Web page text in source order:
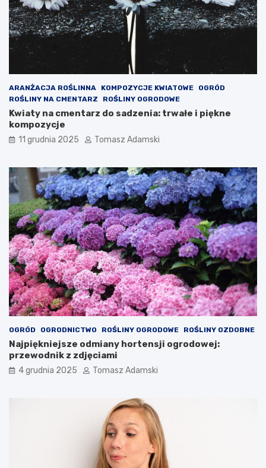
ARANŻACJA ROŚLINNA KOMPOZYCJE KWIATOWE
OGRÓD
ROŚLINY NA CMENTARZ
ROŚLINY OGRODOWE
Kwiaty na cmentarz do sadzenia: trwałe i piękne
kompozycje
11 grudnia 2025 Tomasz Adamski
OGRÓD OGRODNICTWO ROŚLINY OGRODOWE ROŚLINY OZDOBNE
Najpiękniejsze odmiany hortensji ogrodowej:
przewodnik z zdjęciami
4 grudnia 2025 Tomasz Adamski